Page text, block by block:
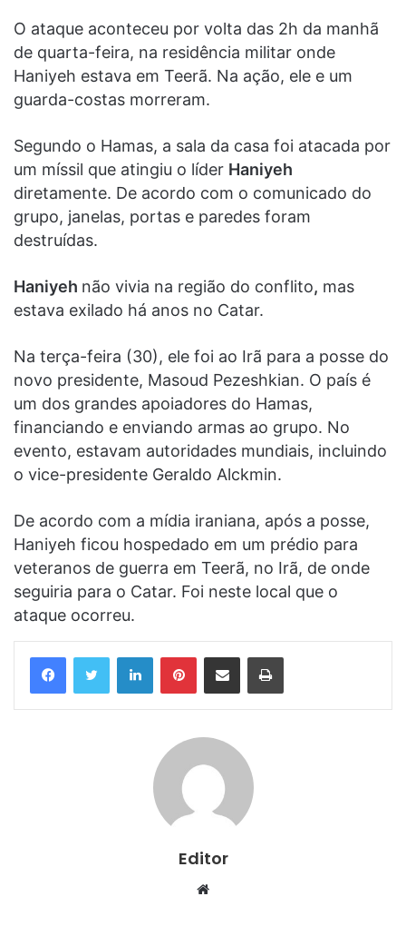
O ataque aconteceu por volta das 2h da manhã
de quarta-feira, na residência militar onde
Haniyeh estava em Teerã. Na ação, ele e um
guarda-costas morreram.
Segundo o Hamas, a sala da casa foi atacada por
um míssil que atingiu o líder Haniyeh
diretamente. De acordo com o comunicado do
grupo, janelas, portas e paredes foram
destruídas.
Haniyeh não vivia na região do conflito, mas
estava exilado há anos no Catar.
Na terça-feira (30), ele foi ao Irã para a posse do
novo presidente, Masoud Pezeshkian. O país é
um dos grandes apoiadores do Hamas,
financiando e enviando armas ao grupo. No
evento, estavam autoridades mundiais, incluindo
o vice-presidente Geraldo Alckmin.
De acordo com a mídia iraniana, após a posse,
Haniyeh ficou hospedado em um prédio para
veteranos de guerra em Teerã, no Irã, de onde
seguiria para o Catar. Foi neste local que o
ataque ocorreu.
LinkedinPinterestCompartilhar via e-mail Imprimir
Editor
Website